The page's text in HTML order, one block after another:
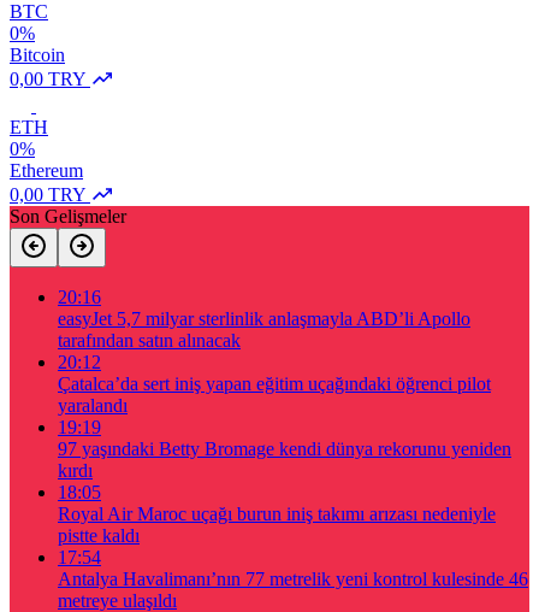
BTC
0%
Bitcoin
0,00 TRY
ETH
0%
Ethereum
0,00 TRY
Son Gelişmeler
20:16
easyJet 5,7 milyar sterlinlik anlaşmayla ABD’li Apollo
tarafından satın alınacak
20:12
Çatalca’da sert iniş yapan eğitim uçağındaki öğrenci pilot
yaralandı
19:19
97 yaşındaki Betty Bromage kendi dünya rekorunu yeniden
kırdı
18:05
Royal Air Maroc uçağı burun iniş takımı arızası nedeniyle
pistte kaldı
17:54
Antalya Havalimanı’nın 77 metrelik yeni kontrol kulesinde 46
metreye ulaşıldı